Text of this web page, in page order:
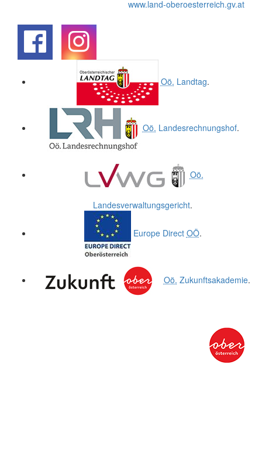
www.land-oberoesterreich.gv.at
Oö. Landtag.
Oö. Landesrechnungshof.
Oö.
Landesverwaltungsgericht.
Europe Direct OÖ.
Oö. Zukunftsakademie.